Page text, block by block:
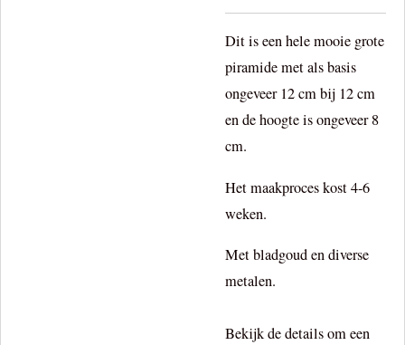
Dit is een hele mooie grote
piramide met als basis
ongeveer 12 cm bij 12 cm
en de hoogte is ongeveer 8
cm.
Het maakproces kost 4-6
weken.
Met bladgoud en diverse
metalen.
Bekijk de details om een